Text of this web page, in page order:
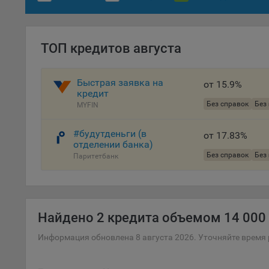
На
это
ТОП кредитов августа
Быстрая заявка на
кредит
MYFIN
от 15.9%
Без справок Без
#будутденьги (в
отделении банка)
Паритетбанк
от 17.83%
Без справок Без
Найдено 2 кредита объемом 14 000
Информация обновлена 8 августа 2026. Уточняйте время